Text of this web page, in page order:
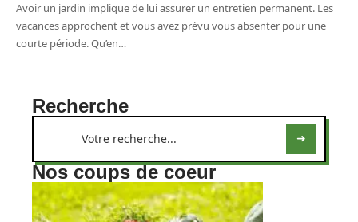
Avoir un jardin implique de lui assurer un entretien permanent. Les
vacances approchent et vous avez prévu vous absenter pour une
courte période. Qu’en…
Recherche
Nos coups de coeur